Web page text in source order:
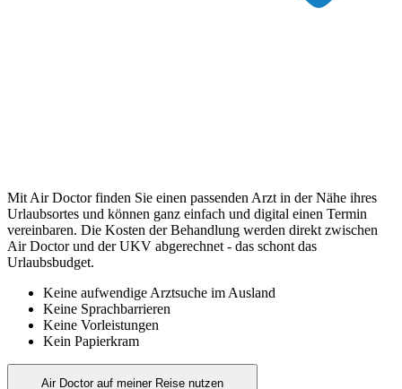
Mit Air Doctor finden Sie einen passenden Arzt in der Nähe ihres
Urlaubsortes und können ganz einfach und digital einen Termin
vereinbaren. Die Kosten der Behandlung werden direkt zwischen
Air Doctor und der UKV abgerechnet - das schont das
Urlaubsbudget.
Keine aufwendige Arztsuche im Ausland
Keine Sprachbarrieren
Keine Vorleistungen
Kein Papierkram
Air Doctor auf meiner Reise nutzen